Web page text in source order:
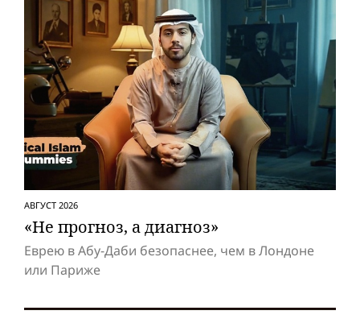
АВГУСТ 2026
«Не прогноз, а диагноз»
Еврею в Абу-Даби безопаснее, чем в Лондоне
или Париже